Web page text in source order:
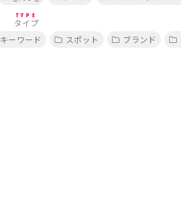
TYPE
タイプ
キーワード スポット ブランド